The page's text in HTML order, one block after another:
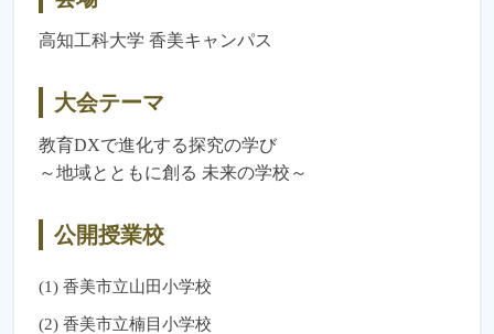
高知工科大学 香美キャンパス
大会テーマ
教育DXで進化する探究の学び
～地域とともに創る 未来の学校～
公開授業校
香美市立山田小学校
香美市立楠目小学校